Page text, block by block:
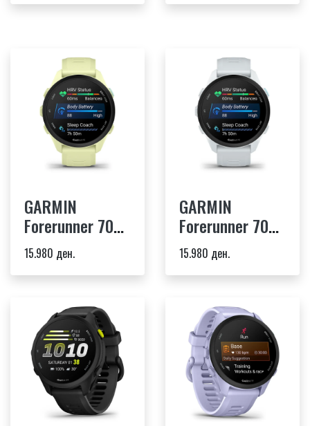
whitestone/cloud Yellow Band
GARMIN
Forerunner 70
citron
15.980 ден.
GARMIN
Forerunner 70
whitestone
15.980 ден.